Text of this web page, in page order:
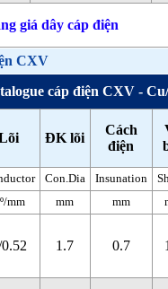
giá dây cáp điện
CXV
cáp điện CXV -
ĐK lõi
Cách
điện
Con.Dia Insunation
mm mm mm
1.7 0.7